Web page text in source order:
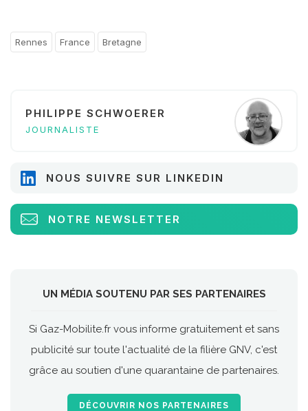
Rennes France Bretagne
PHILIPPE SCHWOERER
JOURNALISTE
NOUS SUIVRE SUR LINKEDIN
NOTRE NEWSLETTER
UN MÉDIA SOUTENU PAR SES PARTENAIRES
Si Gaz-Mobilite.fr vous informe gratuitement et sans
publicité sur toute l'actualité de la filière GNV, c'est
grâce au soutien d'une quarantaine de partenaires.
DÉCOUVRIR NOS PARTENAIRES